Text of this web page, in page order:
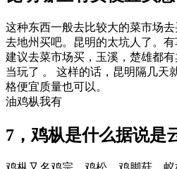
这种东西一般去比较大的菜市场
去地州买吧。昆明的太坑人了。
建议去菜市场买，玉溪，楚雄都
当玩了 。 这样的话，昆明隔几天
格便宜质量也可以。
油鸡枞我有
7，鸡枞是什么据说是